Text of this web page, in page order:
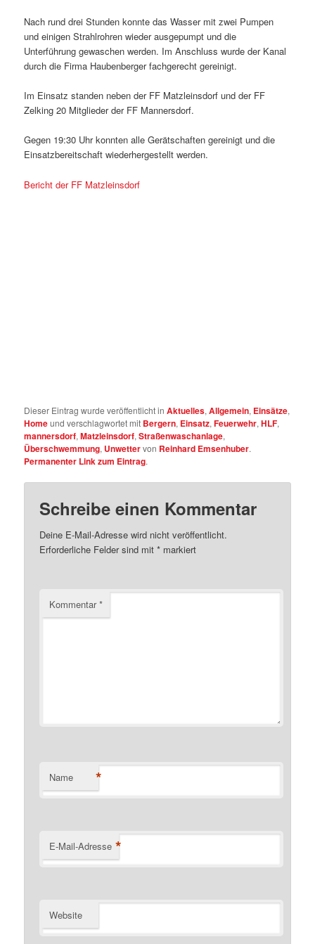
Nach rund drei Stunden konnte das Wasser mit zwei Pumpen
und einigen Strahlrohren wieder ausgepumpt und die
Unterführung gewaschen werden. Im Anschluss wurde der Kanal
durch die Firma Haubenberger fachgerecht gereinigt.
Im Einsatz standen neben der FF Matzleinsdorf und der FF
Zelking 20 Mitglieder der FF Mannersdorf.
Gegen 19:30 Uhr konnten alle Gerätschaften gereinigt und die
Einsatzbereitschaft wiederhergestellt werden.
Bericht der FF Matzleinsdorf
Dieser Eintrag wurde veröffentlicht inAktuelles,Allgemein, Einsätze,
Homeund verschlagwortet mit Bergern, Einsatz,Feuerwehr,HLF,
mannersdorf,Matzleinsdorf,Straßenwaschanlage,
Überschwemmung, Unwettervon Reinhard Emsenhuber.
Permanenter Link zum Eintrag.
Schreibe einen Kommentar
Deine E-Mail-Adresse wird nicht veröffentlicht.
Erforderliche Felder sind mit* markiert
Kommentar*
Name *
E-Mail-Adresse *
Website